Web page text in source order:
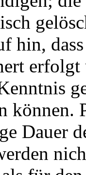
hin,
können.
Dauer